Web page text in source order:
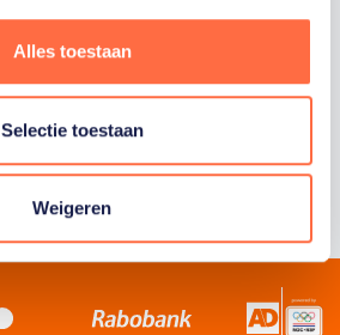
Alles toestaan
Selectie toestaan
Weigeren